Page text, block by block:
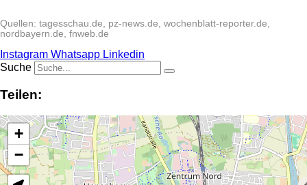
Quellen: tagesschau.de, pz-news.de, wochenblatt-reporter.de,
nordbayern.de, fnweb.de
Instagram Whatsapp Linkedin
Suche
Teilen:
+
−